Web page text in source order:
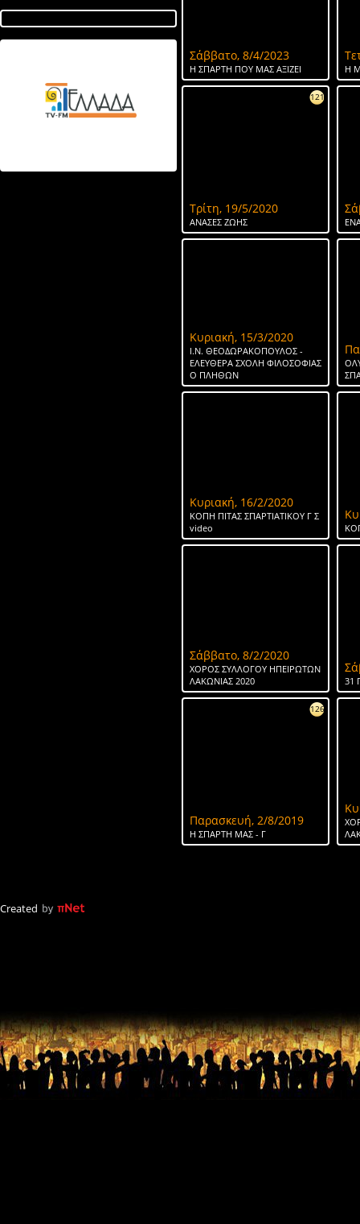
ΤΟ ΝΕΡΟ ΤΗΣ ΣΠΑΡΤΗΣ
Σάββατο, 8/4/2023
Η ΣΠΑΡΤΗ ΠΟΥ ΜΑΣ ΑΞΙΖΕΙ Η
121
Τρίτη, 19/5/2020
ΑΝΑΣΕΣ ΖΩΗΣ
Κυριακή, 15/3/2020
Ι.Ν. ΘΕΟΔΩΡΑΚΟΠΟΥΛΟΣ -
ΕΛΕΥΘΕΡΑ ΣΧΟΛΗ ΦΙΛΟΣΟΦΙΑΣ
Ο ΠΛΗΘΩΝ
Κυριακή, 16/2/2020
ΚΟΠΗ ΠΙΤΑΣ ΣΠΑΡΤΙΑΤΙΚΟΥ Γ Σ
video
Σάββατο, 8/2/2020
ΧΟΡΟΣ ΣΥΛΛΟΓΟΥ ΗΠΕΙΡΩΤΩΝ
ΛΑΚΩΝΙΑΣ 2020
31
126
Παρασκευή, 2/8/2019
H ΣΠΑΡΤΗ ΜΑΣ - Γ
Created